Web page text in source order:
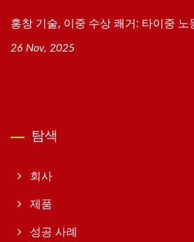
홍창 기술, 이중 수상 쾌거: 타이중 노
26 Nov, 2025
탐색
회사
제품
성공 사례